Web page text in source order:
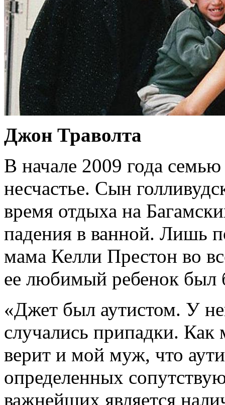
Джон Траволта
В начале 2009 года
несчастье. Сын
время отдыха на
падения в ванной. Лишь
мама Келли Престон во
ее любимый ребенок был
«Джет был аутистом. У
случались припадки. Как
верит и мой муж, что
определенных
важнейших является